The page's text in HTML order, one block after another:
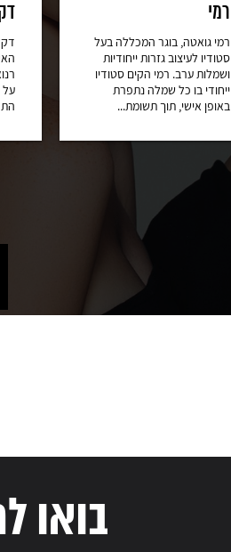
רמי
רמי גואטה, בוגר המכללה בעל
סטודיו לעיצוב גזרות ייחודיות
ושמלות ערב. רמי הקים סטודיו
ייחודי בו כל שמלה נתפרת
באופן אישי, תוך תשומת...
על
בואו